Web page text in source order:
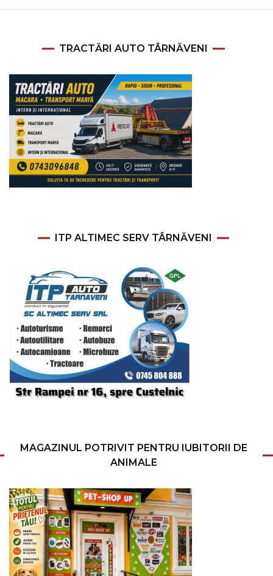
TRACTĂRI AUTO TÂRNĂVENI
ITP ALTIMEC SERV TÂRNĂVENI
MAGAZINUL POTRIVIT PENTRU IUBITORII DE
ANIMALE